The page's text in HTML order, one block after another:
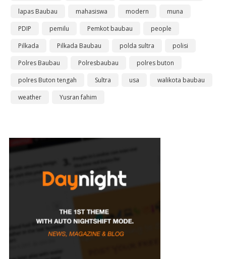
lapas Baubau
mahasiswa modern
muna
PDIP
pemilu Pemkot baubau
people
Pilkada
Pilkada Baubau polda sultra
polisi
Polres Baubau
Polresbaubau
polres buton
polres Buton tengah
Sultra usa
walikota baubau
weather
Yusran fahim